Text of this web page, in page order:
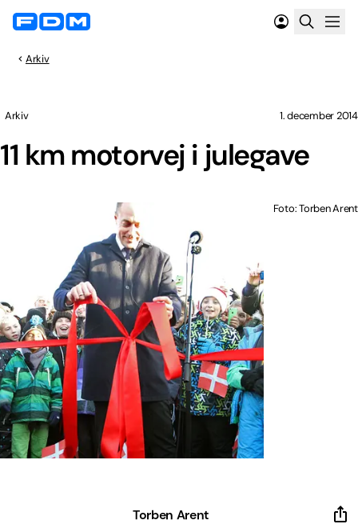
Arkiv
11 km motorvej i julegave
Arkiv 1. december 2014
Foto: Torben Arent
Torben Arent